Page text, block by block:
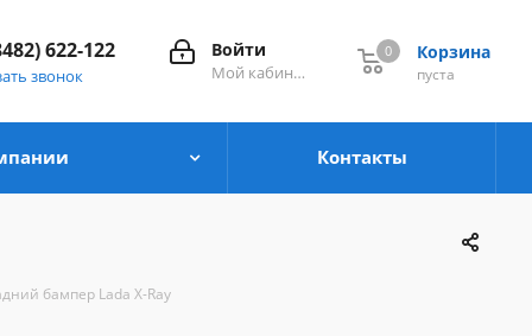
Корзина
0
пуста
0
Войти
Мой кабинет
622-122
звонок
Контакты
бампер Lada X-Ray